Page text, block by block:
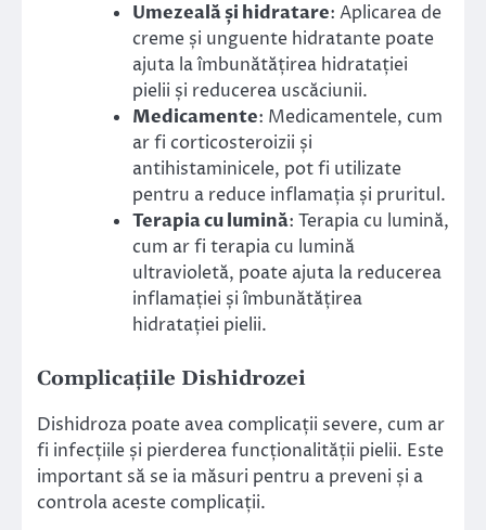
Umezeală și hidratare: Aplicarea de
creme și unguente hidratante poate
ajuta la îmbunătățirea hidratației
pielii și reducerea uscăciunii.
Medicamente: Medicamentele, cum
ar fi corticosteroizii și
antihistaminicele, pot fi utilizate
pentru a reduce inflamația și pruritul.
Terapia cu lumină: Terapia cu lumină,
cum ar fi terapia cu lumină
ultravioletă, poate ajuta la reducerea
inflamației și îmbunătățirea
hidratației pielii.
Complicațiile Dishidrozei
Dishidroza poate avea complicații severe, cum ar
fi infecțiile și pierderea funcționalității pielii. Este
important să se ia măsuri pentru a preveni și a
controla aceste complicații.